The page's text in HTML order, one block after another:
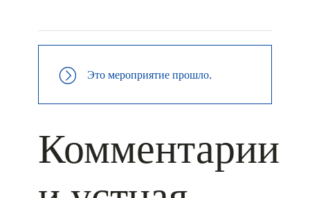
Это мероприятие прошло.
Комментарии